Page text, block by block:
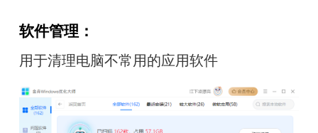
软件管理：
用于清理电脑不常用的应用软件